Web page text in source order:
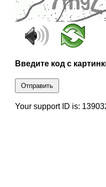
Введите код с
Отправить
Your support ID is: